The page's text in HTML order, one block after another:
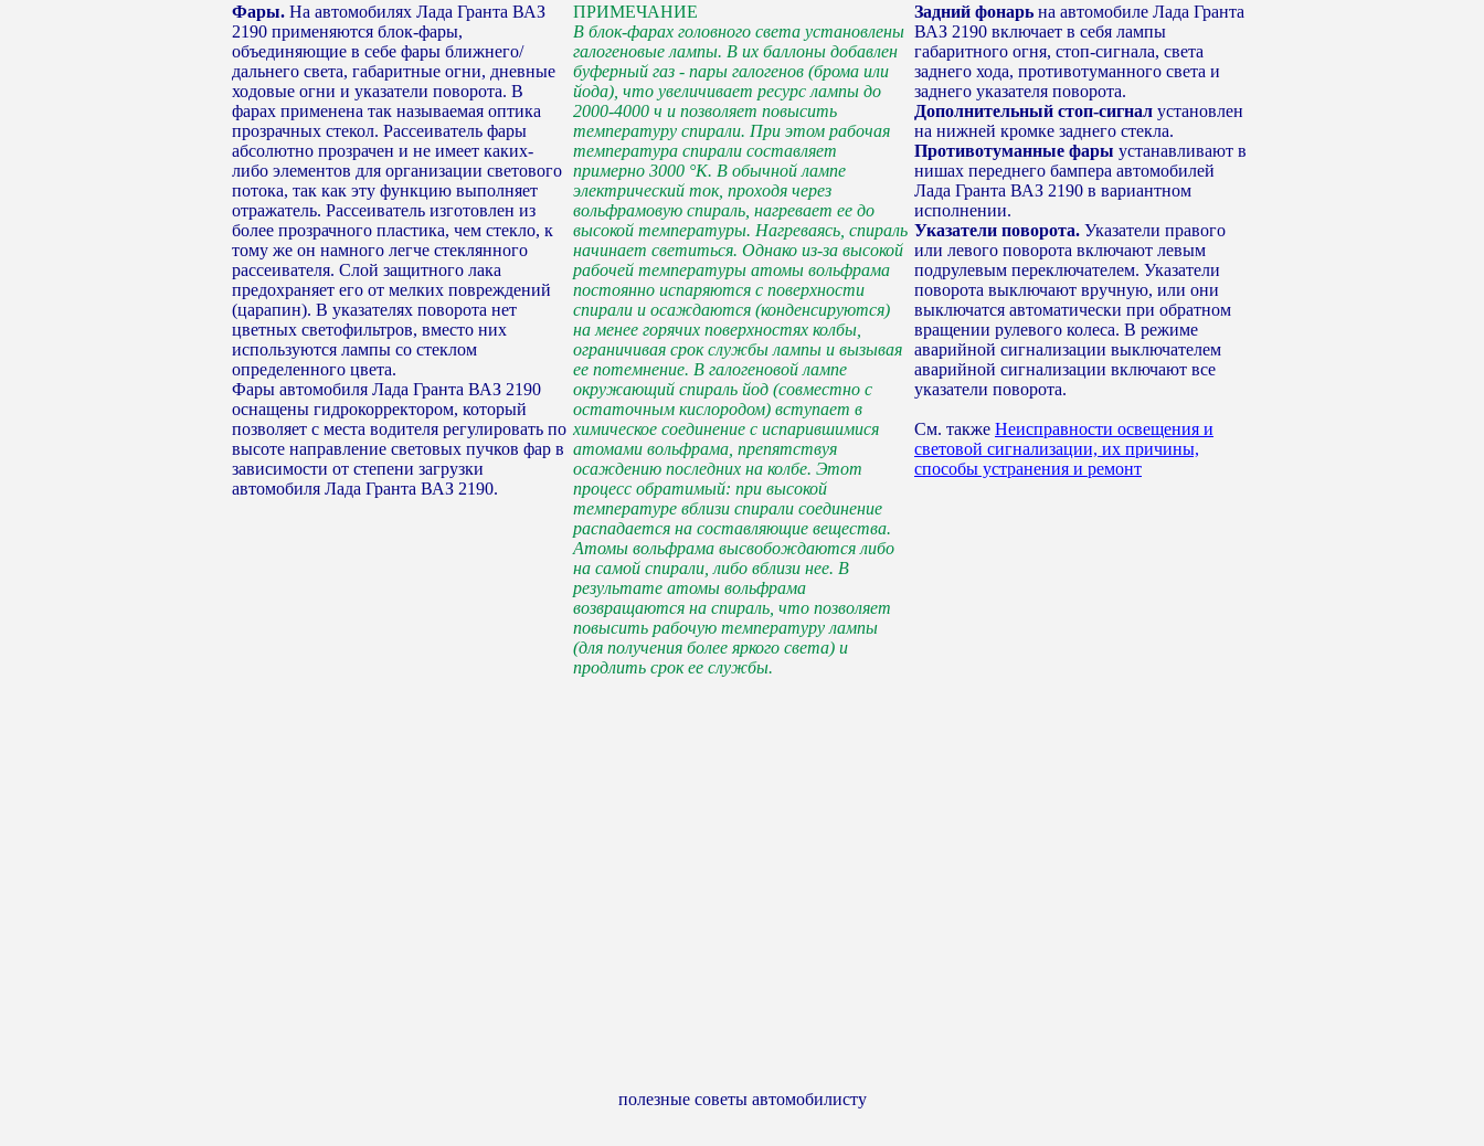
Фары. На автомобилях Лада Гранта ВАЗ
2190 применяются блок-фары,
объединяющие в себе фары ближнего/
дальнего света, габаритные огни, дневные
ходовые огни и указатели поворота. В
фарах применена так называемая оптика
прозрачных стекол. Рассеиватель фары
абсолютно прозрачен и не имеет каких-
либо элементов для организации светового
потока, так как эту функцию выполняет
отражатель. Рассеиватель изготовлен из
более прозрачного пластика, чем стекло, к
тому же он намного легче стеклянного
рассеивателя. Слой защитного лака
предохраняет его от мелких повреждений
(царапин). В указателях поворота нет
цветных светофильтров, вместо них
используются лампы со стеклом
определенного цвета.
Фары автомобиля Лада Гранта ВАЗ 2190
оснащены гидрокорректором, который
позволяет с места водителя регулировать по
высоте направление световых пучков фар в
зависимости от степени загрузки
автомобиля Лада Гранта ВАЗ 2190.
ПРИМЕЧАНИЕ
В блок-фарах головного света установлены
галогеновые лампы. В их баллоны добавлен
буферный газ - пары галогенов (брома или
йода), что увеличивает ресурс лампы до
2000-4000 ч и позволяет повысить
температуру спирали. При этом рабочая
температура спирали составляет
примерно 3000 °К. В обычной лампе
электрический ток, проходя через
вольфрамовую спираль, нагревает ее до
высокой температуры. Нагреваясь, спираль
начинает светиться. Однако из-за высокой
рабочей температуры атомы вольфрама
постоянно испаряются с поверхности
спирали и осаждаются (конденсируются)
на менее горячих поверхностях колбы,
ограничивая срок службы лампы и вызывая
ее потемнение. В галогеновой лампе
окружающий спираль йод (совместно с
остаточным кислородом) вступает в
химическое соединение с испарившимися
атомами вольфрама, препятствуя
осаждению последних на колбе. Этот
процесс обратимый: при высокой
температуре вблизи спирали соединение
распадается на составляющие вещества.
Атомы вольфрама высвобождаются либо
на самой спирали, либо вблизи нее. В
результате атомы вольфрама
возвращаются на спираль, что позволяет
повысить рабочую температуру лампы
(для получения более яркого света) и
продлить срок ее службы.
Задний фонарь на автомобиле Лада Гранта
ВАЗ 2190 включает в себя лампы
габаритного огня, стоп-сигнала, света
заднего хода, противотуманного света и
заднего указателя поворота.
Дополнительный стоп-сигнал установлен
на нижней кромке заднего стекла.
Противотуманные фары устанавливают в
нишах переднего бампера автомобилей
Лада Гранта ВАЗ 2190 в вариантном
исполнении.
Указатели поворота. Указатели правого
или левого поворота включают левым
подрулевым переключателем. Указатели
поворота выключают вручную, или они
выключатся автоматически при обратном
вращении рулевого колеса. В режиме
аварийной сигнализации выключателем
аварийной сигнализации включают все
указатели поворота.
См. также Неисправности освещения и
световой сигнализации, их причины,
способы устранения и ремонт
полезные советы автомобилисту